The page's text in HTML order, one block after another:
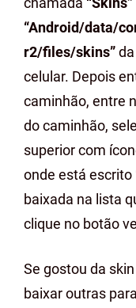
“Android/data/
r2/files/skins”
celular. Depois
caminhão, entre
do caminhão,
superior com
onde está escrito
baixada na lista
clique no botão
Se gostou da
baixar outras